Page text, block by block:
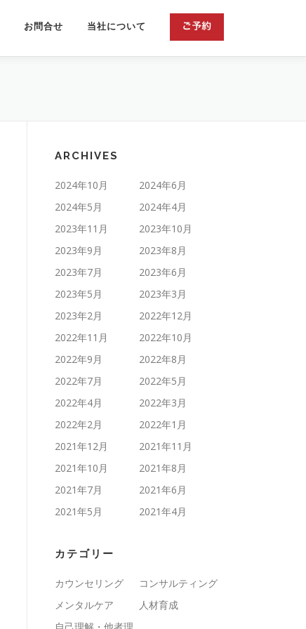
お問合せ 当社について
ARCHIVES
2024年10月
2024年6月
2024年5月
2024年4月
2023年11月
2023年10月
2023年9月
2023年8月
2023年7月
2023年6月
2023年5月
2023年3月
2023年2月
2022年12月
2022年11月
2022年10月
2022年9月
2022年8月
2022年7月
2022年5月
2022年4月
2022年3月
2022年2月
2022年1月
2021年12月
2021年11月
2021年10月
2021年8月
2021年7月
2021年6月
2021年5月
2021年4月
カテゴリー
カウンセリング
コンサルティング
メンタルケア
人材育成